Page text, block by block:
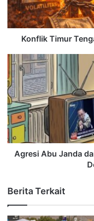
Konflik Timur
Agresi Abu Janda
Berita Terkait